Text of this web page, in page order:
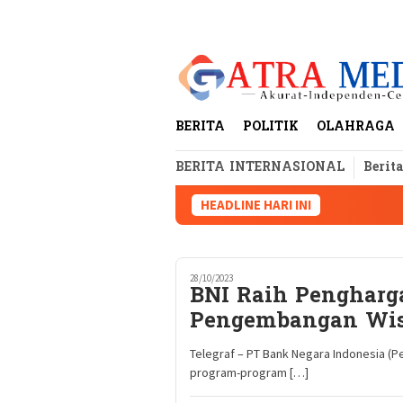
BERITA POLITIK OLAHRAGA
BERITA INTERNASIONAL
HEADLINE HARI INI
28/10/2023
BNI Raih
Pengembangan
Telegraf – PT Bank Negara Indonesia
program-program […]